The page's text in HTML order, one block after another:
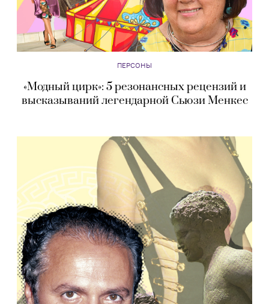
ПЕРСОНЫ
«Модный цирк»: 5 резонансных рецензий и
высказываний легендарной Сьюзи Менкес